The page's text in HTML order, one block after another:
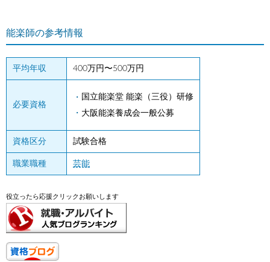
能楽師の参考情報
平均年収 400万円〜500万円
必要資格
国立能楽堂 能楽（三役）研修
大阪能楽養成会一般公募
資格区分 試験合格
職業職種 芸能
役立ったら応援クリックお願いします